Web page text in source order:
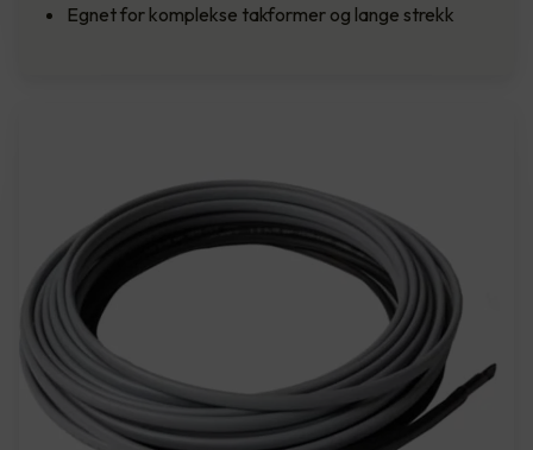
Egnet for komplekse takformer og lange strekk